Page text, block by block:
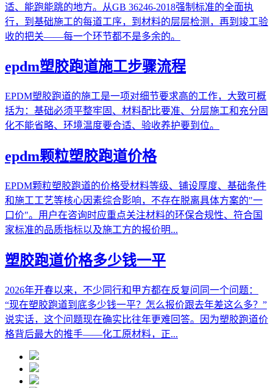
适、能跑能跳的地方。从GB 36246-2018强制标准的全面执
行，到基础施工的每道工序，到材料的层层检测，再到竣工验
收的把关——每一个环节都不是多余的。
epdm塑胶跑道施工步骤流程
EPDM塑胶跑道的施工是一项对细节要求高的工作，大致可概
括为：基础必须平整牢固、材料配比要准、分层施工和充分固
化不能省略、环境温度要合适、验收养护要到位。
epdm颗粒塑胶跑道价格
EPDM颗粒塑胶跑道的价格受材料等级、铺设厚度、基础条件
和施工工艺等核心因素综合影响，不存在脱离具体方案的"一
口价"。用户在咨询时应重点关注材料的环保合规性、符合国
家标准的品质指标以及施工方的报价明...
塑胶跑道价格多少钱一平
2026年开春以来，不少同行和甲方都在反复问同一个问题：
“现在塑胶跑道到底多少钱一平？怎么报价跟去年差这么多？”
说实话，这个问题现在确实比往年更难回答。因为塑胶跑道价
格背后最大的推手——化工原材料，正...